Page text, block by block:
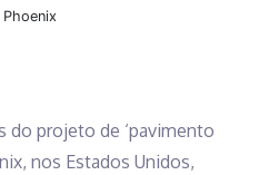
Phoenix
do projeto de ‘pavimento
nos Estados Unidos,